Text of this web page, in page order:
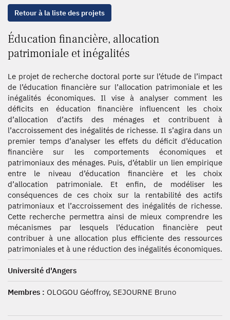
Retour à la liste des projets
Éducation financière, allocation
patrimoniale et inégalités
Le projet de recherche doctoral porte sur l’étude de l’impact
de l’éducation financière sur l’allocation patrimoniale et les
inégalités économiques. Il vise à analyser comment les
déficits en éducation financière influencent les choix
d’allocation d’actifs des ménages et contribuent à
l’accroissement des inégalités de richesse. Il s’agira dans un
premier temps d’analyser les effets du déficit d’éducation
financière sur les comportements économiques et
patrimoniaux des ménages. Puis, d’établir un lien empirique
entre le niveau d’éducation financière et les choix
d’allocation patrimoniale. Et enfin, de modéliser les
conséquences de ces choix sur la rentabilité des actifs
patrimoniaux et l’accroissement des inégalités de richesse.
Cette recherche permettra ainsi de mieux comprendre les
mécanismes par lesquels l’éducation financière peut
contribuer à une allocation plus efficiente des ressources
patrimoniales et à une réduction des inégalités économiques.
Université d'Angers
Membres : OLOGOU Géoffroy, SEJOURNE Bruno